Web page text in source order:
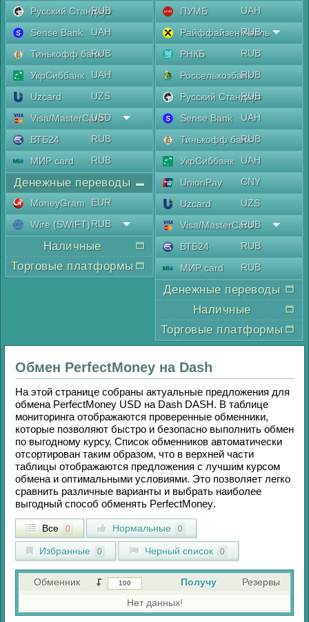
Русский Стандарт
RUB
Sense Bank
UAH
Тинькофф банкRUB
УкрСиббанк
UAH
Uzcard
UZS
Visa/MasterCard
USD
ВТБ24
RUB
МИР card
RUB
Денежные переводы
MoneyGram
EUR
Wire (SWIFT)RUB
Наличные
Торговые платформы
ПУМБ
UAH
Райффайзен Аваль
RUB
РНКБ
RUB
РоссельхозбанкRUB
Русский Стандарт
RUB
Sense Bank
UAH
Тинькофф банкRUB
УкрСиббанк
UAH
UnionPay
CNY
Uzcard
UZS
Visa/MasterCard
RUB
ВТБ24
RUB
МИР card
RUB
Денежные переводы
Наличные
Торговые платформы
Обмен PerfectMoney на Dash
На этой странице собраны актуальные предложения для
обмена PerfectMoney USD на Dash DASH. В таблице
мониторинга отображаются проверенные обменники,
которые позволяют быстро и безопасно выполнить обмен
по выгодному курсу. Список обменников автоматически
отсортирован таким образом, что в верхней части
таблицы отображаются предложения с лучшим курсом
обмена и оптимальными условиями. Это позволяет легко
сравнить различные варианты и выбрать наиболее
выгодный способ обменять PerfectMoney.
Все 0 Нормальные 0
Избранные 0 Черный список 0
Обменник Получу
Резервы
Нет данных!